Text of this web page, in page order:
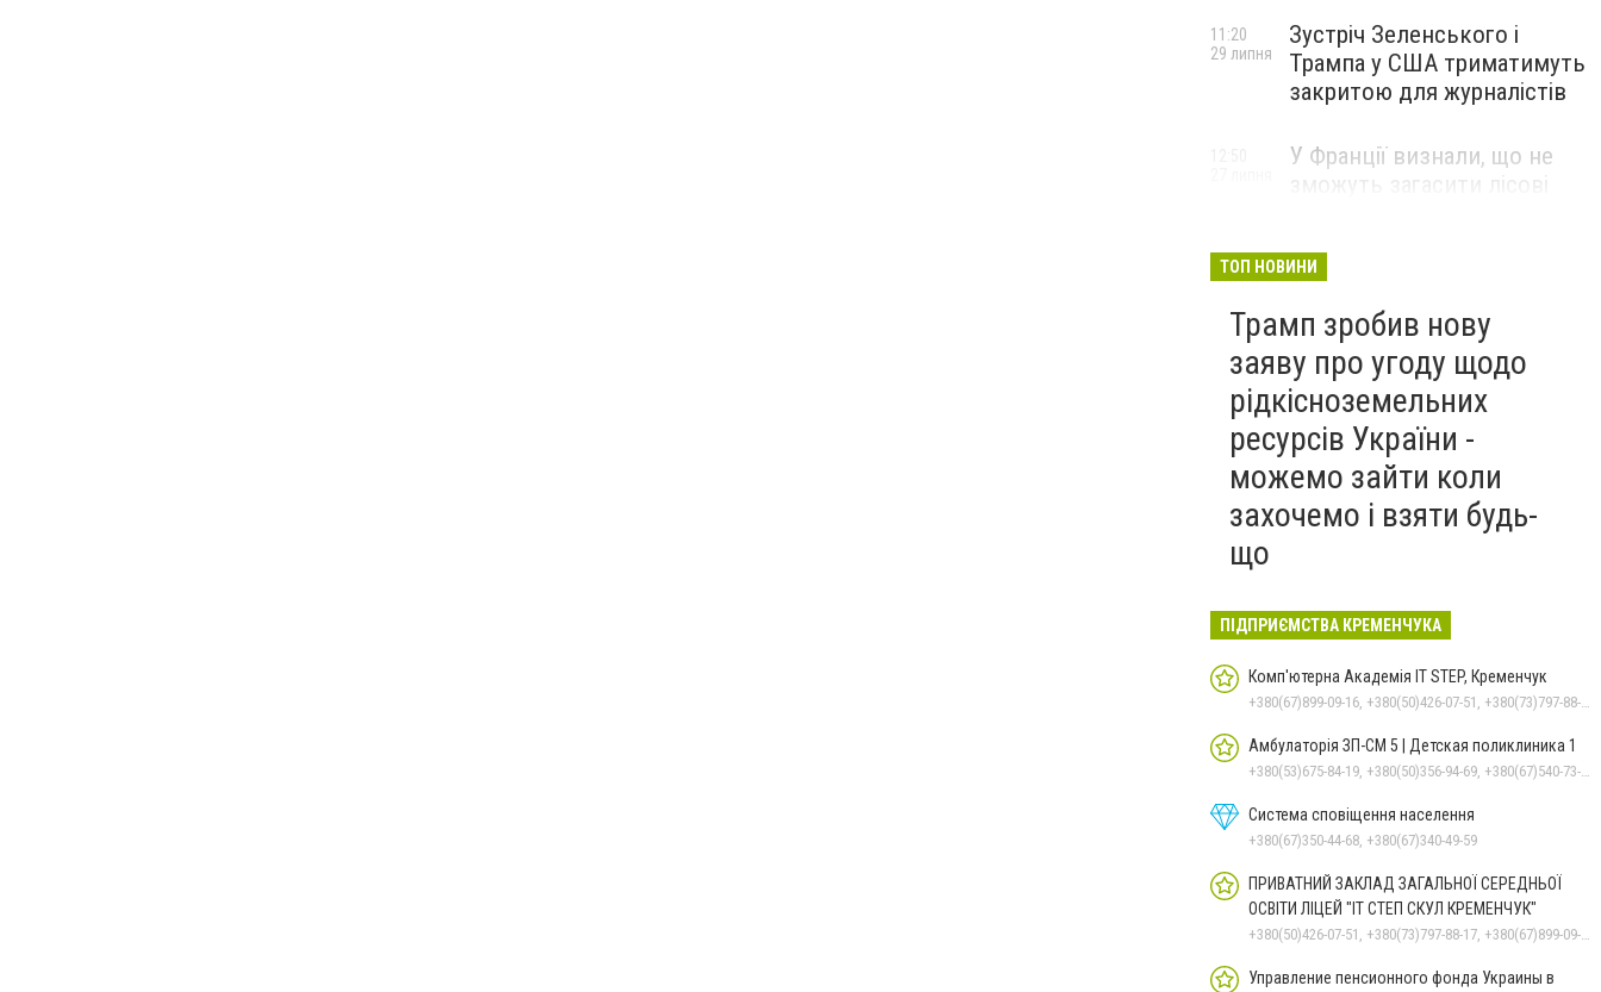
Зустріч Зеленського і
Трампа у США триматимуть
закритою для журналістів
11:20
29 липня
У Франції визнали, що не
ТОП НОВИНИ
Трамп зробив нову
заяву про угоду щодо
рідкісноземельних
ресурсів України -
можемо зайти коли
захочемо і взяти будь-
що
ПІДПРИЄМСТВА КРЕМЕНЧУКА
Комп'ютерна Академія IT STEP, Кременчук
+380(67)899-09-16, +380(50)426-07-51, +380(73)797-88-17
Амбулаторія ЗП-СМ 5 | Детская поликлиника 1
+380(53)675-84-19, +380(50)356-94-69, +380(67)540-73-87
Система сповіщення населення
+380(67)350-44-68, +380(67)340-49-59
ПРИВАТНИЙ ЗАКЛАД ЗАГАЛЬНОЇ СЕРЕДНЬОЇ
ОСВІТИ ЛІЦЕЙ "ІТ СТЕП СКУЛ КРЕМЕНЧУК"
+380(50)426-07-51, +380(73)797-88-17, +380(67)899-09-16
Управление пенсионного фонда Украины в